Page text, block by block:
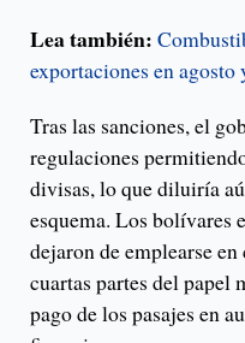
Lea también:
exportaciones en
Tras las sanciones, el
regulaciones
divisas, lo que diluiría
esquema. Los bolívares
dejaron de emplearse
cuartas partes del papel
pago de los pasajes en